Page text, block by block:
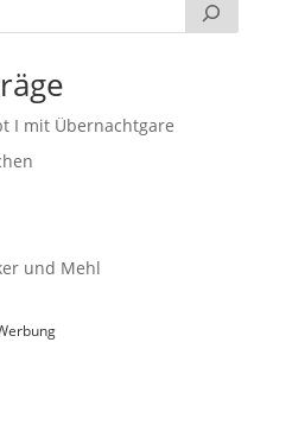
I mit Übernachtgare
und Mehl